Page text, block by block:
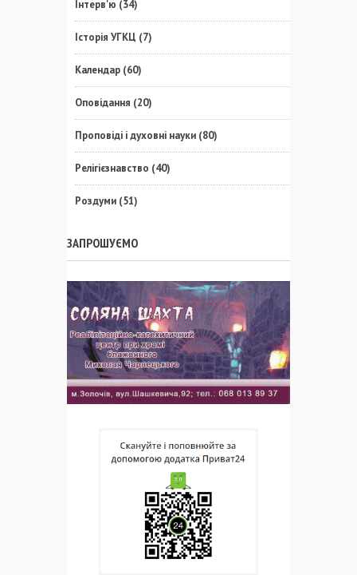
Інтерв'ю (34)
Історія УГКЦ (7)
Календар (60)
Оповідання (20)
Проповіді і духовні науки (80)
Релігієзнавство (40)
Роздуми (51)
ЗАПРОШУЄМО